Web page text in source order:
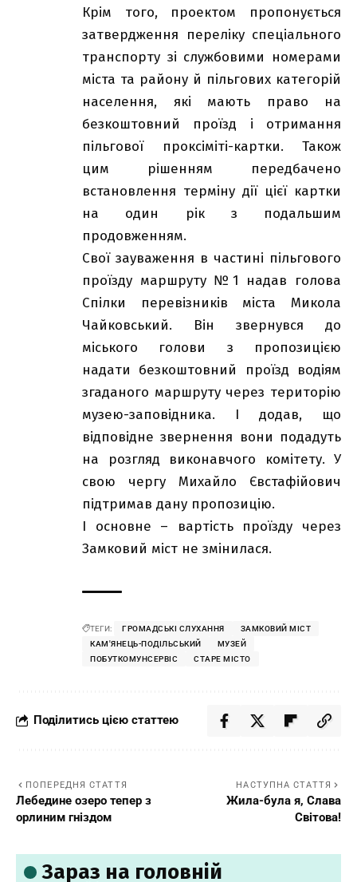
Крім того, проектом пропонується
затвердження переліку спеціального
транспорту зі службовими номерами
міста та району й пільгових категорій
населення, які мають право на
безкоштовний проїзд і отримання
пільгової проксіміті-картки. Також
цим рішенням передбачено
встановлення терміну дії цієї картки
на один рік з подальшим
продовженням.
Свої зауваження в частині пільгового
проїзду маршруту №1 надав голова
Спілки перевізників міста Микола
Чайковський. Він звернувся до
міського голови з пропозицією
надати безкоштовний проїзд водіям
згаданого маршруту через територію
музею-заповідника. І додав, що
відповідне звернення вони подадуть
на розгляд виконавчого комітету. У
свою чергу Михайло Євстафійович
підтримав дану пропозицію.
І основне – вартість проїзду через
Замковий міст не змінилася.
ТЕГИ: ГРОМАДСЬКІ СЛУХАННЯ
ЗАМКОВИЙ МІСТ
КАМ'ЯНЕЦЬ-ПОДІЛЬСЬКИЙ
МУЗЕЙ
ПОБУТКОМУНСЕРВІС
СТАРЕ МІСТО
Поділитись цією статтею
ПОПЕРЕДНЯ СТАТТЯ
Лебедине озеро тепер з
орлиним гніздом
НАСТУПНА СТАТТЯ
Жила-була я, Слава
Світова!
Зараз на головній